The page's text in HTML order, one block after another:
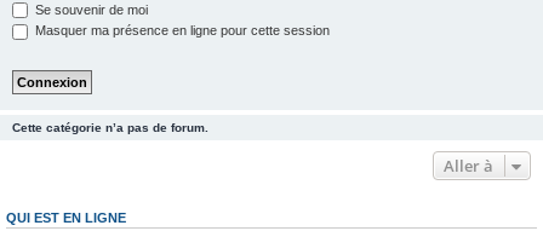
Se souvenir de moi
Masquer ma présence en ligne pour cette session
Cette catégorie n’a pas de forum.
Aller à
QUI EST EN LIGNE